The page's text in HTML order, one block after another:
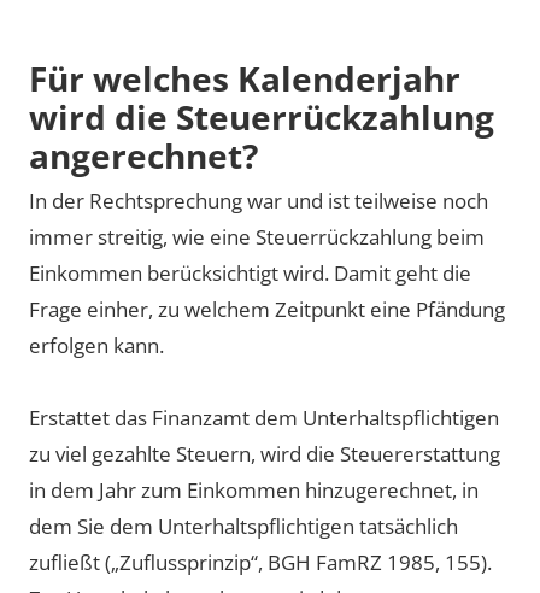
Für welches Kalenderjahr
wird die Steuerrückzahlung
angerechnet?
In der Rechtsprechung war und ist teilweise noch
immer streitig, wie eine Steuerrückzahlung beim
Einkommen berücksichtigt wird. Damit geht die
Frage einher, zu welchem Zeitpunkt eine Pfändung
erfolgen kann.
Erstattet das Finanzamt dem Unterhaltspflichtigen
zu viel gezahlte Steuern, wird die Steuererstattung
in dem Jahr zum Einkommen hinzugerechnet, in
dem Sie dem Unterhaltspflichtigen tatsächlich
zufließt („Zuflussprinzip“, BGH FamRZ 1985, 155).